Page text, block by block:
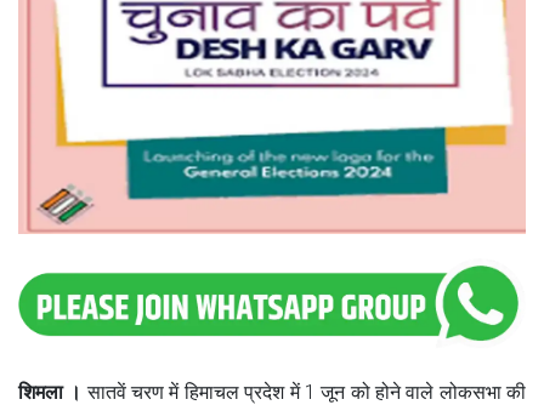
शिमला । सातवें चरण में हिमाचल प्रदेश में 1 जून को होने वाले लोकसभा की